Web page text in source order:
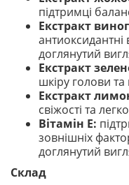
підтримці
Екстракт
антиоксидантні
доглянутий
Екстракт
шкіру голови та
Екстракт
свіжості та
Вітамін E:
зовнішніх
доглянутий
Склад